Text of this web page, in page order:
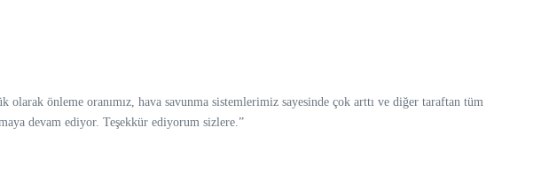
önleme oranımız, hava savunma sistemlerimiz sayesinde çok arttı ve diğer taraftan tüm
devam ediyor. Teşekkür ediyorum sizlere.”